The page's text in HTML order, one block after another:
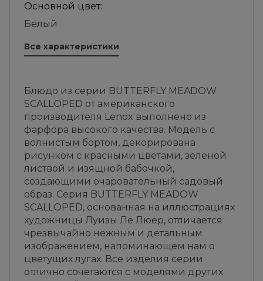
Основной цвет:
Белый
Все характеристики
Блюдо из серии BUTTERFLY MEADOW
SCALLOPED от американского
производителя Lenox выполнено из
фарфора высокого качества. Модель с
волнистым бортом, декорирована
рисунком с красными цветами, зеленой
листвой и изящной бабочкой,
создающими очаровательный садовый
образ. Серия BUTTERFLY MEADOW
SCALLOPED, основанная на иллюстрациях
художницы Луизы Ле Люер, отличается
чрезвычайно нежным и детальным
изображением, напоминающем нам о
цветущих лугах. Все изделия серии
отлично сочетаются с моделями других